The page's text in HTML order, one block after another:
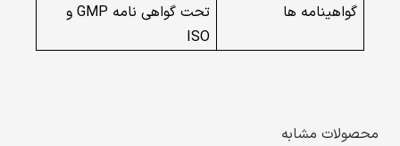
گواهینامه ها
تحت گواهی نامه GMP و
ISO
محصولات مشابه